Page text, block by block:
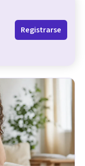
Registrarse